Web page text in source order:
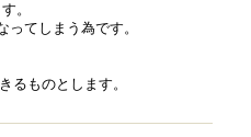
。
てしまう為です。
ものとします。